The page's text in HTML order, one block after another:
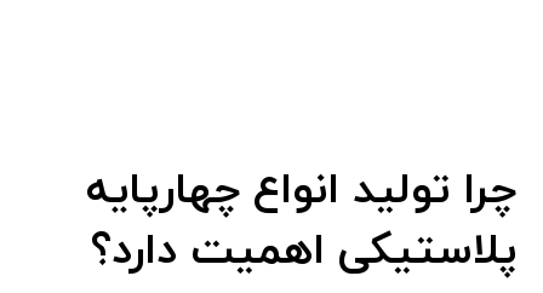
چرا تولید انواع چهارپایه
پلاستیکی اهمیت دارد؟